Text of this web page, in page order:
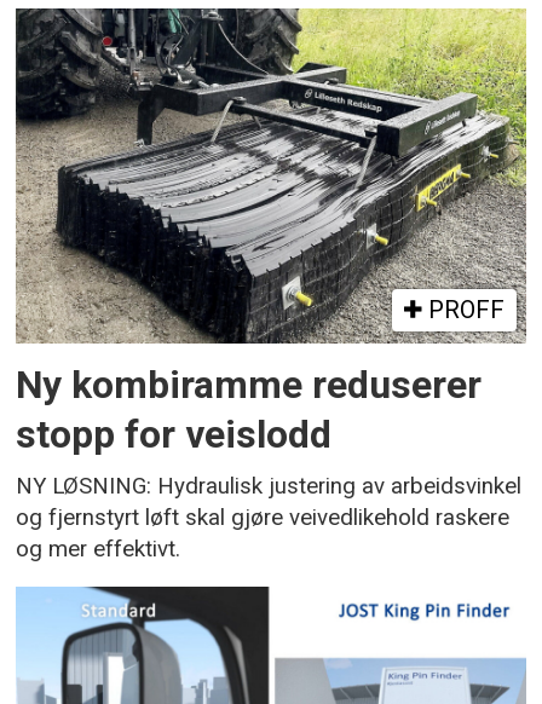
PROFF
Ny kombiramme reduserer
stopp for veislodd
NY LØSNING: Hydraulisk justering av arbeidsvinkel
og fjernstyrt løft skal gjøre veivedlikehold raskere
og mer effektivt.